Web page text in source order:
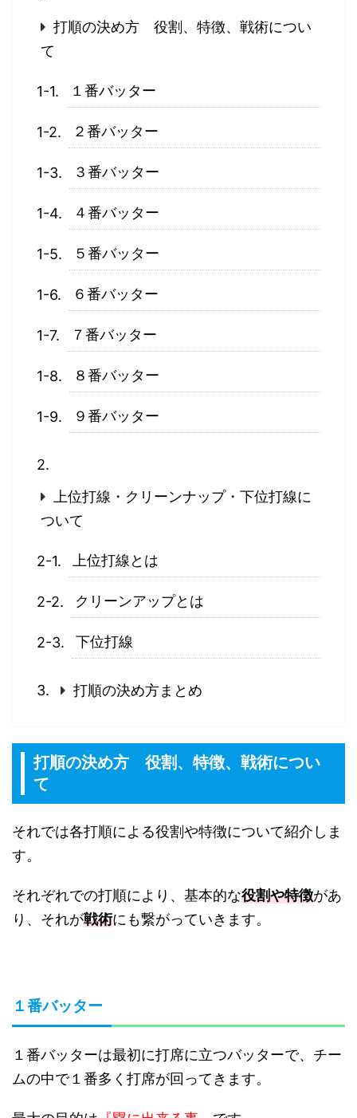
打順の決め方 役割、特徴、戦術につい
て
１番バッター
２番バッター
３番バッター
４番バッター
５番バッター
６番バッター
７番バッター
８番バッター
９番バッター
上位打線・クリーンナップ・下位打線に
ついて
上位打線とは
クリーンアップとは
下位打線
打順の決め方まとめ
打順の決め方 役割、特徴、戦術につい
て
それでは各打順による役割や特徴について紹介しま
す。
それぞれでの打順により、基本的な役割や特徴があ
り、それが戦術にも繋がっていきます。
１番バッター
１番バッターは最初に打席に立つバッターで、チー
ムの中で１番多く打席が回ってきます。